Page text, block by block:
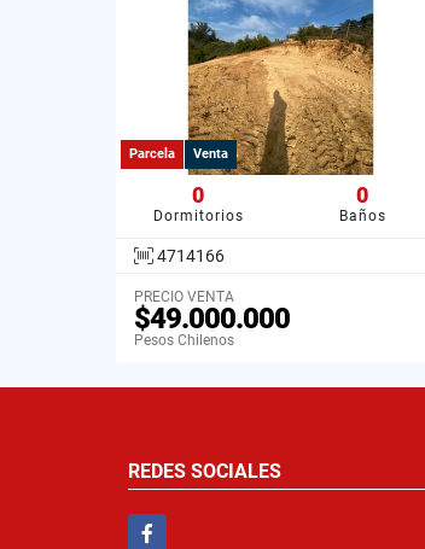
Parcela Venta
0
Dormitorios
0
Baños
4714166
PRECIO VENTA
$49.000.000
Pesos Chilenos
REDES SOCIALES
Facebook